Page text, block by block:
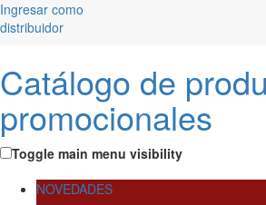
Ingresar como
distribuidor
Catálogo de
promocionales
Toggle main menu visibility
NOVEDADES